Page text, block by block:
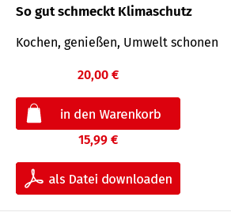
So gut schmeckt Klimaschutz
Kochen, genießen, Umwelt schonen
20,00 €
15,99 €